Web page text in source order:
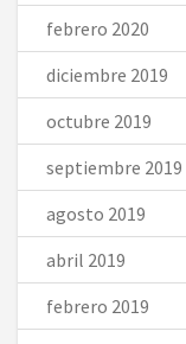
febrero 2020
diciembre 2019
octubre 2019
septiembre 2019
agosto 2019
abril 2019
febrero 2019